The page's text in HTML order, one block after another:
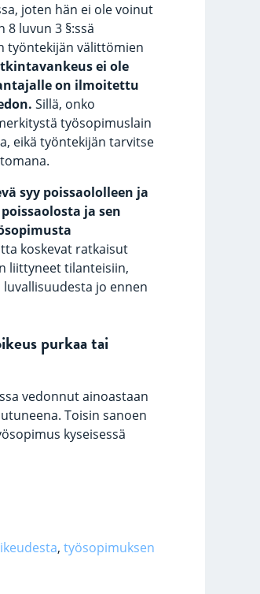
joten hän ei ole voinut
luvun 3 §:ssä
työntekijän välittömien
ei ole
on ilmoitettu
Sillä, onko
työsopimuslain
eikä työntekijän tarvitse
syy poissaololleen ja
ja sen
koskevat ratkaisut
liittyneet tilanteisiin,
jo ennen
purkaa tai
vedonnut ainoastaan
Toisin sanoen
kyseisessä
, työsopimuksen